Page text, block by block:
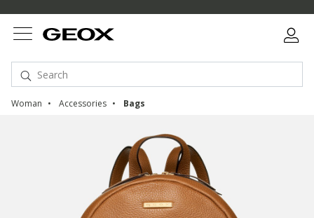
Woman Accessories Bags